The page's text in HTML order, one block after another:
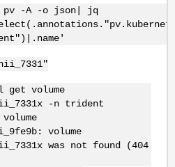
pv -A -o json| jq
volume
-n trident
volume
was not found (404